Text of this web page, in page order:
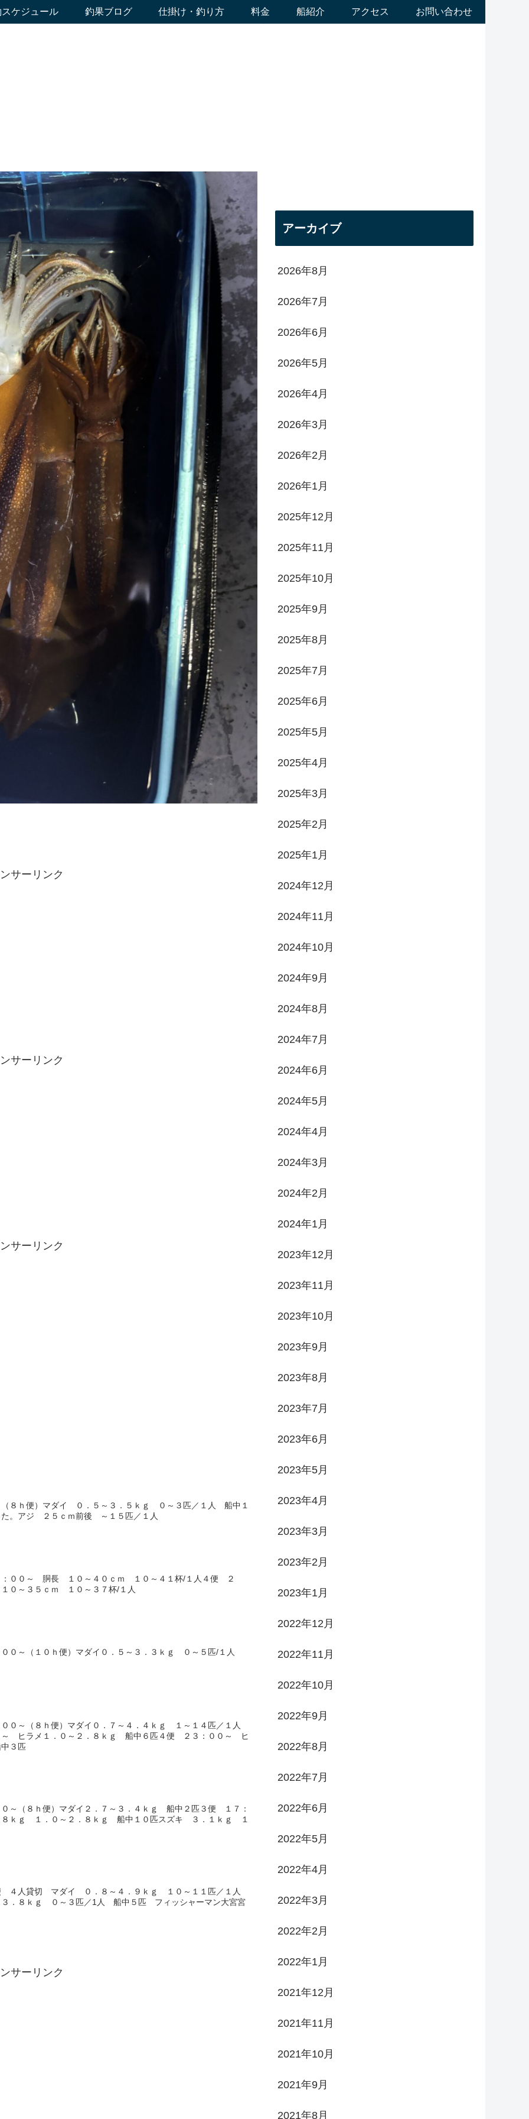
ケジュール 釣果ブログ 仕掛け・釣り方 料金 船紹介 アクセス お問い合わせ
サーリンク
サーリンク
サーリンク
（８ｈ便）マダイ ０．５～３．５ｋｇ ０～３匹／１人 船中１
。アジ ２５ｃｍ前後 ～１５匹／１人
：００～ 胴長 １０～４０ｃｍ １０～４１杯/１人４便 ２
０～３５ｃｍ １０～３７杯/１人
０～（１０ｈ便）マダイ０．５～３．３ｋｇ ０～５匹/１人
０～（８ｈ便）マダイ０．７～４．４ｋｇ １～１４匹／１人
～ ヒラメ１．０～２．８ｋｇ 船中６匹４便 ２３：００～ ヒ
３匹
～（８ｈ便）マダイ２．７～３．４ｋｇ 船中２匹３便 １７：
８ｋｇ １．０～２．８ｋｇ 船中１０匹スズキ ３．１ｋｇ １
人貸切 マダイ ０．８～４．９ｋｇ １０～１１匹／１人
．８ｋｇ ０～３匹／1人 船中５匹 フィッシャーマン大宮宮
サーリンク
アーカイブ
2026年8月
2026年7月
2026年6月
2026年5月
2026年4月
2026年3月
2026年2月
2026年1月
2025年12月
2025年11月
2025年10月
2025年9月
2025年8月
2025年7月
2025年6月
2025年5月
2025年4月
2025年3月
2025年2月
2025年1月
2024年12月
2024年11月
2024年10月
2024年9月
2024年8月
2024年7月
2024年6月
2024年5月
2024年4月
2024年3月
2024年2月
2024年1月
2023年12月
2023年11月
2023年10月
2023年9月
2023年8月
2023年7月
2023年6月
2023年5月
2023年4月
2023年3月
2023年2月
2023年1月
2022年12月
2022年11月
2022年10月
2022年9月
2022年8月
2022年7月
2022年6月
2022年5月
2022年4月
2022年3月
2022年2月
2022年1月
2021年12月
2021年11月
2021年10月
2021年9月
2021年8月